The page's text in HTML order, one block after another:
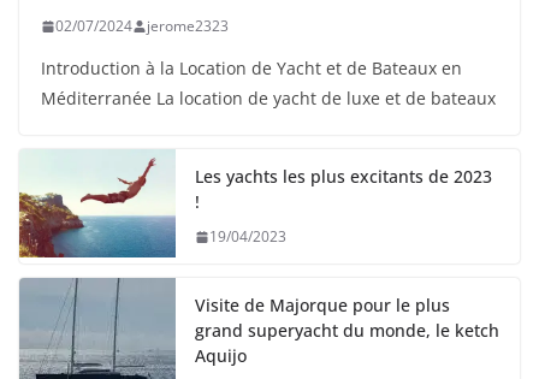
02/07/2024 jerome2323
Introduction à la Location de Yacht et de Bateaux en
Méditerranée La location de yacht de luxe et de bateaux
Les yachts les plus excitants de 2023
!
19/04/2023
Visite de Majorque pour le plus
grand superyacht du monde, le ketch
Aquijo